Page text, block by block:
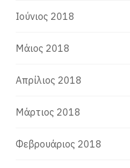
Ιούνιος 2018
Μάιος 2018
Απρίλιος 2018
Μάρτιος 2018
Φεβρουάριος 2018